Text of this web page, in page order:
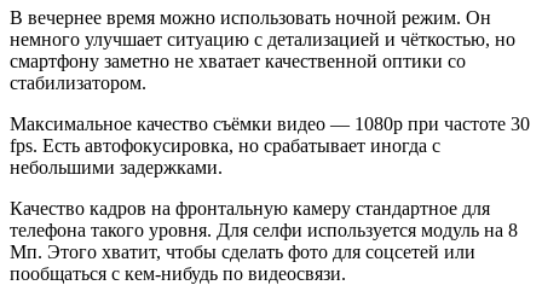
В вечернее время можно использовать ночной режим. Он
немного улучшает ситуацию с детализацией и чёткостью, но
смартфону заметно не хватает качественной оптики со
стабилизатором.
Максимальное качество съёмки видео — 1080p при частоте 30
fps. Есть автофокусировка, но срабатывает иногда с
небольшими задержками.
Качество кадров на фронтальную камеру стандартное для
телефона такого уровня. Для селфи используется модуль на 8
Мп. Этого хватит, чтобы сделать фото для соцсетей или
пообщаться с кем-нибудь по видеосвязи.